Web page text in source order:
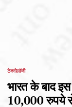
POSTED
टेक्नोलॉजी
भारत के बाद
10,000 रुपये से